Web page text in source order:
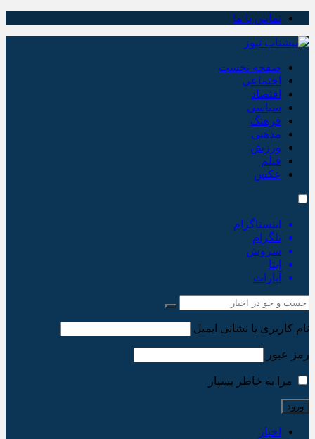
تماس با ما
صفحه نخست
اجتماعی
اقتصاد
سیاسی
فرهنگ
مذهبی
ورزش
فیلم
عکس
اینستاگرام
تلگرام
سروش
ایتا
آپارات
نام کاربری یا نشانی ایمیل
رمز عبور
مرا به خاطر بسپار
اخبار